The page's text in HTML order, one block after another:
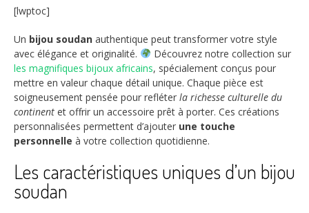
[lwptoc]
Un bijou soudan authentique peut transformer votre style
avec élégance et originalité.
Découvrez notre collection sur
les magnifiques bijoux africains, spécialement conçus pour
mettre en valeur chaque détail unique. Chaque pièce est
soigneusement pensée pour refléter la richesse culturelle du
continent et offrir un accessoire prêt à porter. Ces créations
personnalisées permettent d’ajouter une touche
personnelle à votre collection quotidienne.
Les caractéristiques uniques d’un bijou
soudan